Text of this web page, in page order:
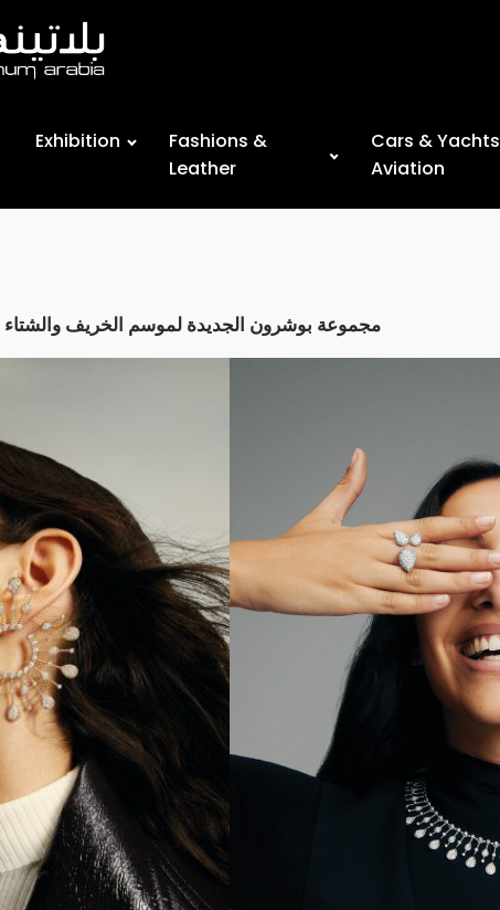
Exhibition
Fashions &
Leather
Cars & Yachts
Aviation
مجموعة بوشرون الجديدة لموسم الخريف والشتاء